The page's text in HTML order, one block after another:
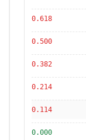
0.618
0.500
0.382
0.214
0.114
0.000